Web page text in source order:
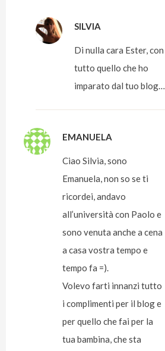
SILVIA
Di nulla cara Ester, con
tutto quello che ho
imparato dal tuo blog…
EMANUELA
Ciao Silvia, sono
Emanuela, non so se ti
ricordei, andavo
all’università con Paolo e
sono venuta anche a cena
a casa vostra tempo e
tempo fa =).
Volevo farti innanzi tutto
i complimenti per il blog e
per quello che fai per la
tua bambina, che sta